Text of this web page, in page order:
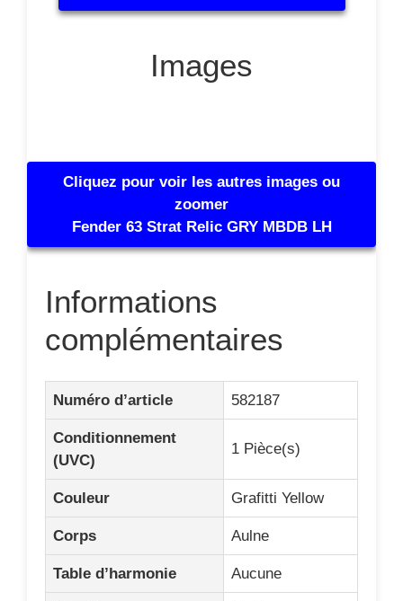
Images
Cliquez pour voir les autres images ou
zoomer
Fender 63 Strat Relic GRY MBDB LH
Informations
complémentaires
Numéro d’article 582187
Conditionnement
(UVC)
1 Pièce(s)
Couleur Grafitti Yellow
Corps Aulne
Table d’harmonie Aucune